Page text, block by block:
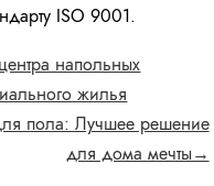
ISO 9001.
напольных
жилья
пола: Лучшее решение
для дома мечты→